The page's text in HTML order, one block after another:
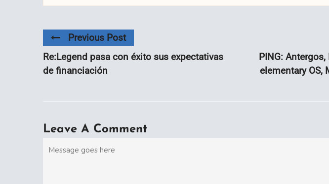
Previous Post
Re:Legend pasa con éxito sus expectativas
de financiación
PING:
elementary OS,
Leave A Comment